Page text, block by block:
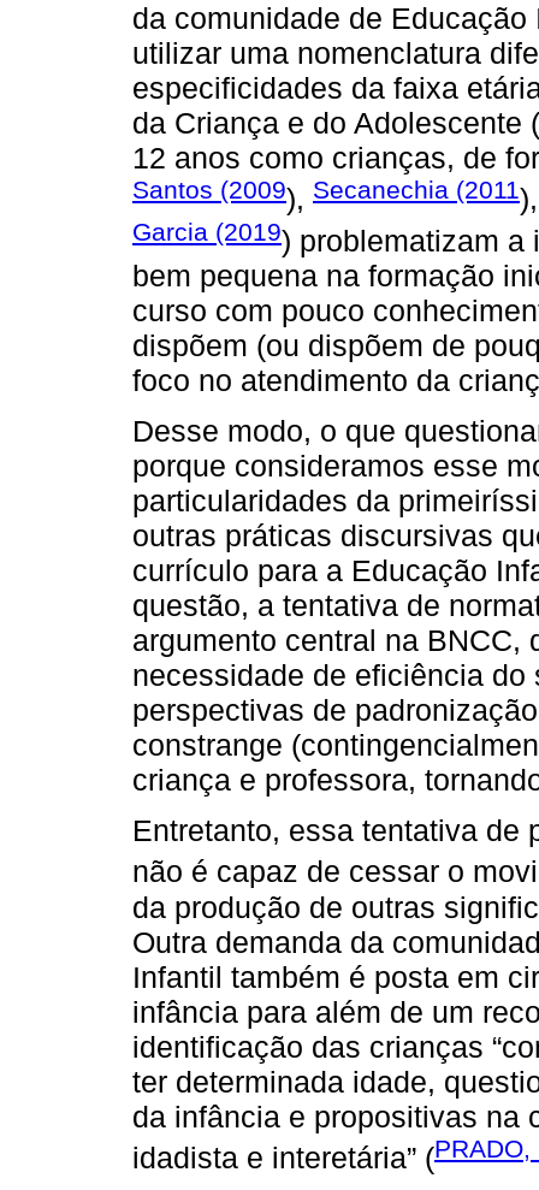
da comunidade de Educação
utilizar uma nomenclatura
especificidades da faixa
da Criança e do Adolescente
12 anos como crianças, de
Santos (2009), Secanechia (2011
Garcia (2019) problematizam a
bem pequena na formação
curso com pouco
dispõem (ou dispõem de
foco no atendimento da
Desse modo, o que
porque consideramos esse
particularidades da
outras práticas discursivas
currículo para a Educação
questão, a tentativa de
argumento central na BNCC,
necessidade de eficiência
perspectivas de
constrange
criança e professora,
Entretanto, essa tentativa de
não é capaz de cessar o
da produção de outras
Outra demanda da
Infantil também é posta em
infância para além de um
identificação das crianças
ter determinada idade,
da infância e propositivas na
idadista e interetária” (PRADO,